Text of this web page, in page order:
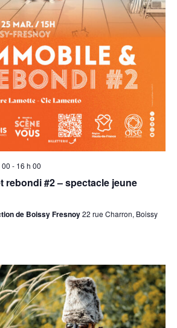
- 16 h 00
rebondi #2 – spectacle jeune
de Boissy Fresnoy22 rue Charron, Boissy